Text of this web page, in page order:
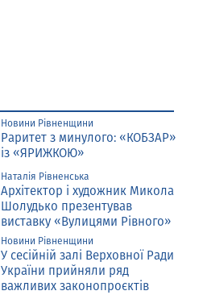
Новини Рівненщини
Раритет з минулого: «КОБЗАР»
із «ЯРИЖКОЮ»
Наталія Рівненська
Архітектор і художник Микола
Шолудько презентував
виставку «Вулицями Рівного»
Новини Рівненщини
У сесійній залі Верховної Ради
України прийняли ряд
важливих законопроєктів